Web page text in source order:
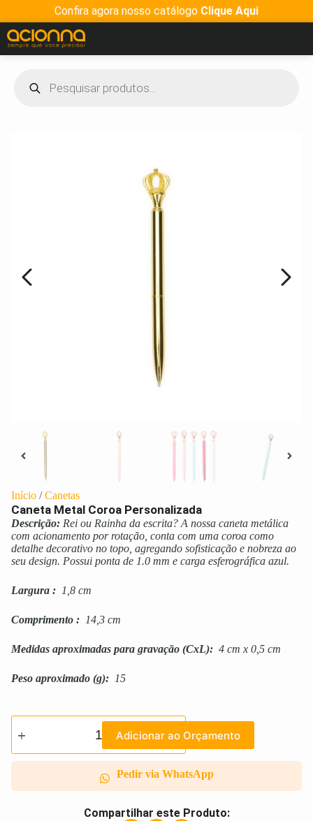
Confira agora nosso catálogo Clique Aqui
Início /Canetas
Caneta Metal Coroa Personalizada
Descrição: Rei ou Rainha da escrita? A nossa caneta metálica
com acionamento por rotação, conta com uma coroa como
detalhe decorativo no topo, agregando sofisticação e nobreza ao
seu design. Possui ponta de 1.0 mm e carga esferográfica azul.
Largura : 1,8 cm
Comprimento : 14,3 cm
Medidas aproximadas para gravação (CxL): 4 cm x 0,5 cm
Peso aproximado (g): 15
Adicionar ao Orçamento
Pedir via WhatsApp
Compartilhar este Produto: